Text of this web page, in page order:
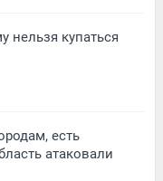
нельзя купаться
есть
атаковали